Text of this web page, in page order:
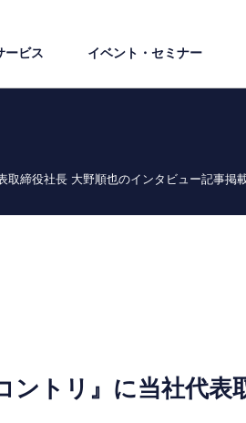
ービス イベント・セミナー
取締役社長 大野順也のインタビュー記事掲
トリ』に当社代表